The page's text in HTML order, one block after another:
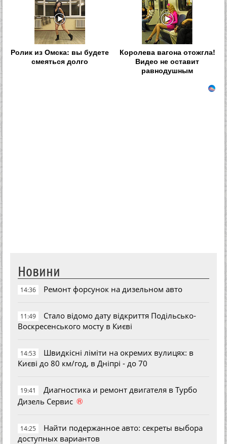
Ролик из Омска: вы будете
смеяться долго
Королева вагона отожгла!
Видео не оставит
равнодушным
Новини
14:36 Ремонт форсунок на дизельном авто
11:49
Стало відомо дату відкриття Подільсько-
Воскресенського мосту в Києві
14:53
Швидкісні ліміти на окремих вулицях: в
Києві до 80 км/год, в Дніпрі - до 70
19:41
Диагностика и ремонт двигателя в Турбо
Дизель Сервис ®
14:25
Найти подержанное авто: секреты выбора
доступных вариантов